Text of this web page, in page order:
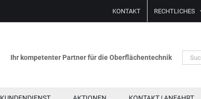
KONTAKT RECHTLICHES
Ihr kompetenter Partner für die Oberflächentechnik
Suche
nach: